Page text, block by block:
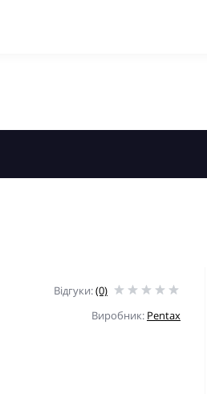
Відгуки:(0)
Виробник: Pentax